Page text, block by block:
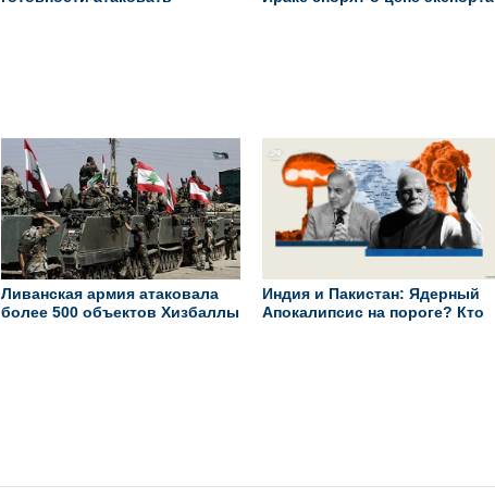
Ливанская армия атаковала
более 500 объектов Хизбаллы
Индия и Пакистан: Ядерный
Апокалипсис на пороге? Кто